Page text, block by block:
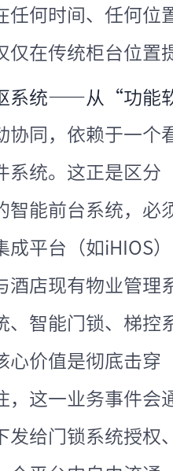
任何时间、任何位
仅在传统柜台位置
系统——从“功
协同，依赖于一
统。这正是区
智能前台系统，必
成平台（如iHIOS
店现有物业管理
、智能门锁、梯控
心价值是彻底击
，这一业务事件会
发给门锁系统授权